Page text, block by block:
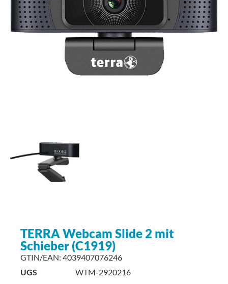
TERRA Webcam Slide 2 mit
Schieber (C1919)
GTIN/EAN: 4039407076246
UGS
WTM-2920216